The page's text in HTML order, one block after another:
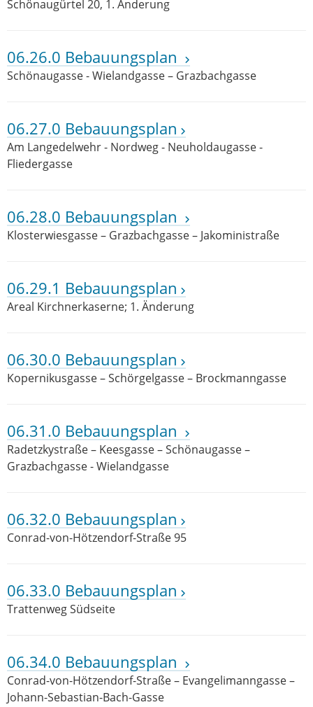
Schönaugürtel 20, 1. Änderung
06.26.0 Bebauungsplan
Schönaugasse - Wielandgasse – Grazbachgasse
06.27.0 Bebauungsplan
Am Langedelwehr - Nordweg - Neuholdaugasse -
Fliedergasse
06.28.0 Bebauungsplan
Klosterwiesgasse – Grazbachgasse – Jakoministraße
06.29.1 Bebauungsplan
Areal Kirchnerkaserne; 1. Änderung
06.30.0 Bebauungsplan
Kopernikusgasse – Schörgelgasse – Brockmanngasse
06.31.0 Bebauungsplan
Radetzkystraße – Keesgasse – Schönaugasse –
Grazbachgasse - Wielandgasse
06.32.0 Bebauungsplan
Conrad-von-Hötzendorf-Straße 95
06.33.0 Bebauungsplan
Trattenweg Südseite
06.34.0 Bebauungsplan
Conrad-von-Hötzendorf-Straße – Evangelimanngasse –
Johann-Sebastian-Bach-Gasse